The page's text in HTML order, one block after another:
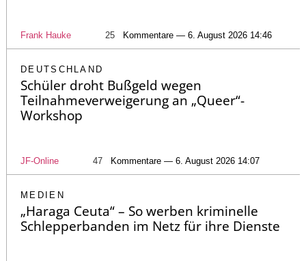
Frank Hauke 25 Kommentare — 6. August 2026 14:46
DEUTSCHLAND
Schüler droht Bußgeld wegen
Teilnahmeverweigerung an „Queer“-
Workshop
JF-Online 47 Kommentare — 6. August 2026 14:07
MEDIEN
„Haraga Ceuta“ – So werben kriminelle
Schlepperbanden im Netz für ihre Dienste